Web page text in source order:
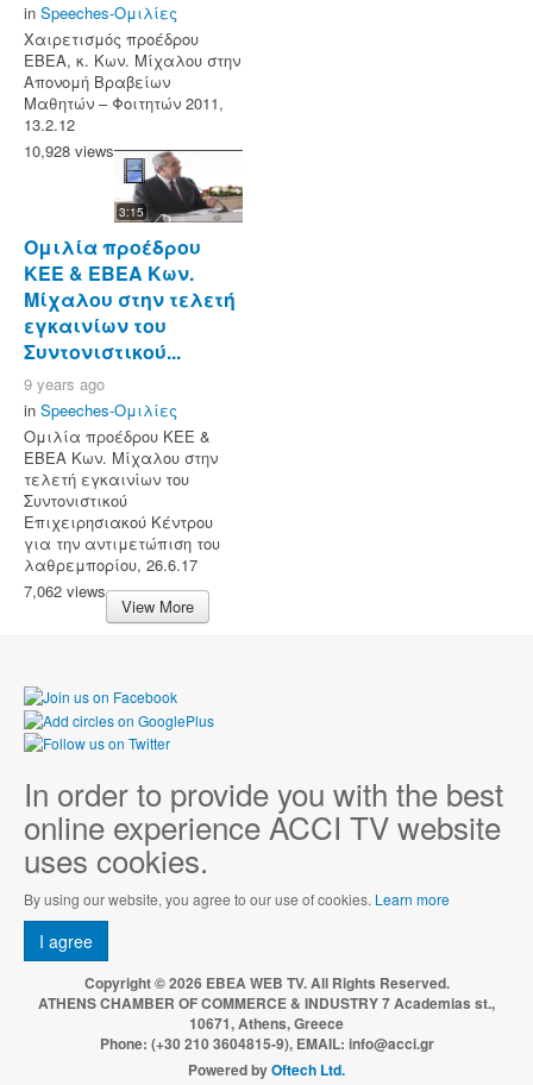
in Speeches-Ομιλίες
Χαιρετισμός προέδρου
ΕΒΕΑ, κ. Κων. Μίχαλου στην
Απονομή Βραβείων
Μαθητών – Φοιτητών 2011,
13.2.12
10,928 views
3:15
Ομιλία προέδρου
ΚΕΕ & ΕΒΕΑ Κων.
Μίχαλου στην τελετή
εγκαινίων του
Συντονιστικού...
9 years ago
in Speeches-Ομιλίες
Ομιλία προέδρου ΚΕΕ &
ΕΒΕΑ Κων. Μίχαλου στην
τελετή εγκαινίων του
Συντονιστικού
Επιχειρησιακού Κέντρου
για την αντιμετώπιση του
λαθρεμπορίου, 26.6.17
7,062 views
View More
In order to provide you with the best
online experience ACCI TV website
uses cookies.
By using our website, you agree to our use of cookies. Learn more
I agree
Copyright © 2026 EBEA WEB TV. All Rights Reserved.
ATHENS CHAMBER OF COMMERCE & INDUSTRY 7 Academias st.,
10671, Athens, Greece
Phone: (+30 210 3604815-9), EMAIL: info@acci.gr
Powered byOftech Ltd.